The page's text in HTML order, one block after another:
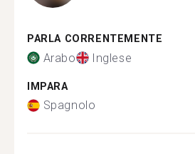
PARLA CORRENTEMENTE
Arabo Inglese
IMPARA
Spagnolo